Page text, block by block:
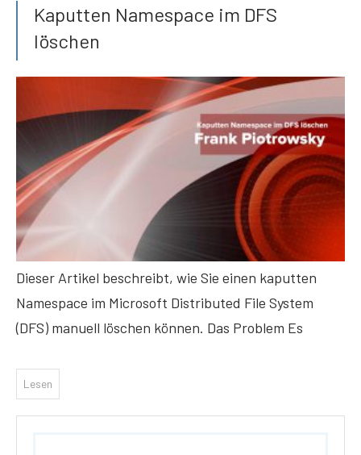
Kaputten Namespace im DFS
löschen
Dieser Artikel beschreibt, wie Sie einen kaputten
Namespace im Microsoft Distributed File System
(DFS) manuell löschen können. Das Problem Es
Lesen